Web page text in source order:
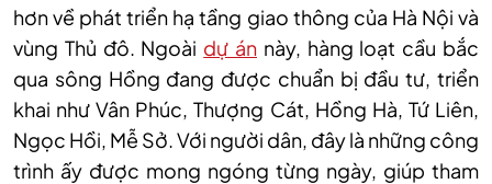
hơn về phát triển hạ tầng giao thông của Hà Nội và
vùng Thủ đô. Ngoài dự án này, hàng loạt cầu bắc
qua sông Hồng đang được chuẩn bị đầu tư, triển
khai như Vân Phúc, Thượng Cát, Hồng Hà, Tứ Liên,
Ngọc Hồi, Mễ Sở. Với người dân, đây là những công
trình ấy được mong ngóng từng ngày, giúp tham